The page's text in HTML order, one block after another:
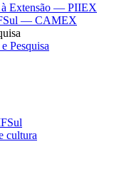
à Extensão — PIIEX
— CAMEX
Pesquisa
cultura